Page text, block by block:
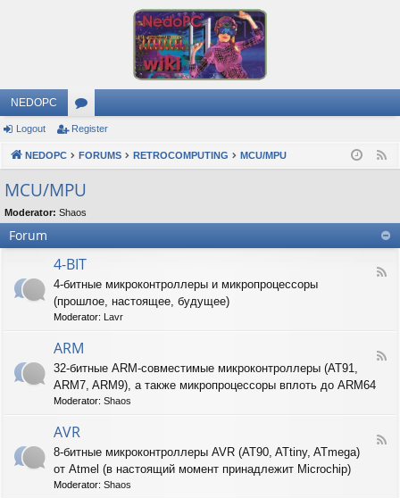
NEDOPC
or
u
m
s
Logout Register
NEDOPC FORUMS RETROCOMPUTING MCU/MPU
MCU/MPU
Moderator: Shaos
Forum
F
I
4-BIT
4-битные микроконтроллеры и микропроцессоры
(прошлое, настоящее, будущее)
Moderator: Lavr
F
e
R
ARM
32-битные ARM-совместимые микроконтроллеры (AT91,
ARM7, ARM9), а также микропроцессоры вплоть до ARM64
Moderator: Shaos
F
AVR
8-битные микроконтроллеры AVR (AT90, ATtiny, ATmega)
от Atmel (в настоящий момент принадлежит Microchip)
Moderator: Shaos